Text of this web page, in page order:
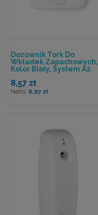
Dozownik Tork Do
Wkładek Zapachowych,
Kolor Biały, System A2
8,57 zł
6,97 zł